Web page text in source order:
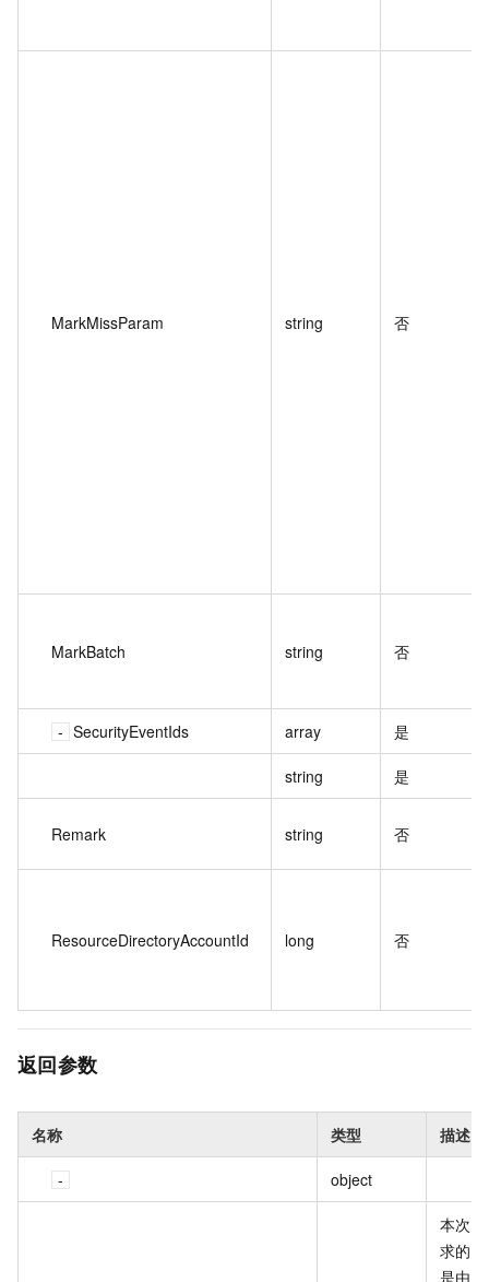
MarkMissParam string 否
MarkBatch string 否
SecurityEventIds array 是
string 是
Remark string 否
ResourceDirectoryAccountId long 否
返回参数
名称 类型 描述
object
本次
求的
是由